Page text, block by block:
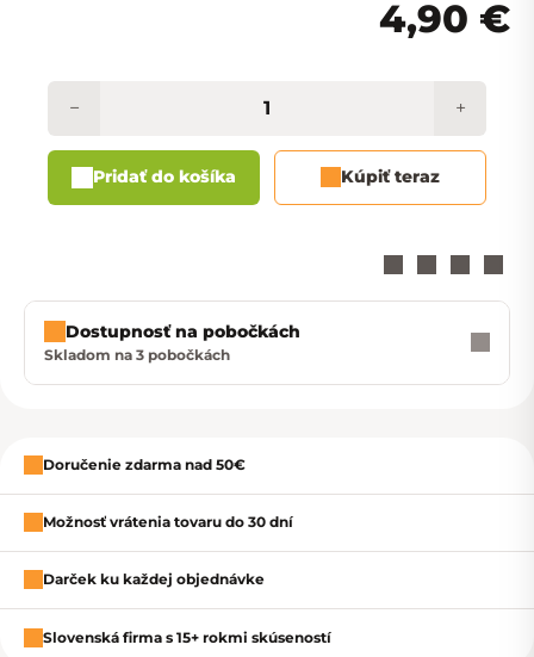
4,90 €
+
−
Pridať do košíka Kúpiť teraz
Zavrieť
Dostupnosť na pobočkách
Skladom na 3 pobočkách
Doručenie zdarma nad 50€
Možnosť vrátenia tovaru do 30 dní
Darček ku každej objednávke
Slovenská firma s 15+ rokmi skúseností